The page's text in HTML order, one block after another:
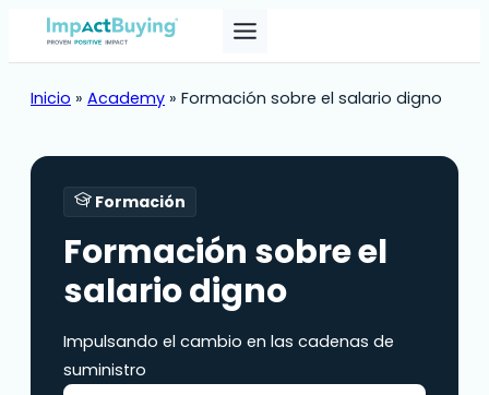
Inicio » Academy » Formación sobre el salario digno
Formación
Formación sobre el
salario digno
Impulsando el cambio en las cadenas de
suministro